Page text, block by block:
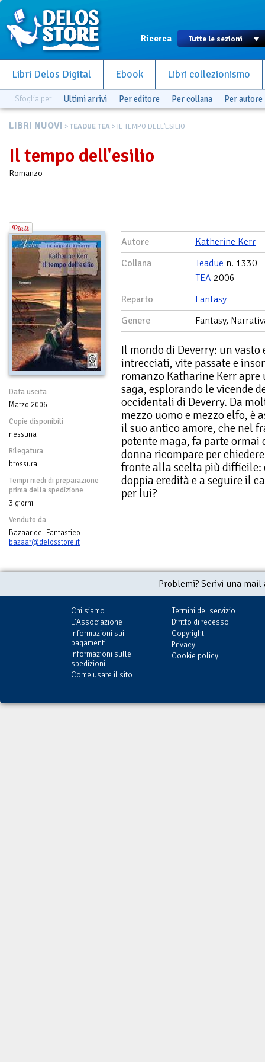
Ricerca
Libri Delos Digital Ebook Libri collezionismo
Sfoglia per Ultimi arrivi Per editore Per collana Per autore
LIBRI NUOVI > TEADUE TEA > IL TEMPO DELL'ESILIO
Il tempo dell'esilio
Romanzo
Data uscita
Marzo 2006
Copie disponibili
nessuna
Rilegatura
brossura
Tempi medi di preparazione
prima della spedizione
3 giorni
Venduto da
Bazaar del Fantastico
bazaar@delosstore.it
Autore
Katherine Kerr
Collana
Teadue n. 1330
TEA 2006
Reparto
Fantasy
Genere
Fantasy,
Il mondo di Deverry: un
intrecciati, vite passate e
romanzo Katharine Kerr
saga, esplorando le vicende
occidentali di Deverry. Da
mezzo uomo e mezzo elfo, è
il suo antico amore, che nel
potente maga, fa parte ormai
donna ricompare per
fronte alla scelta più difficile:
doppia eredità e a seguire il
per lui?
Problemi? Scrivi una
Chi siamo
L'Associazione
Informazioni sui
pagamenti
Informazioni sulle
spedizioni
Come usare il sito
Termini del servizio
Diritto di recesso
Copyright
Privacy
Cookie policy